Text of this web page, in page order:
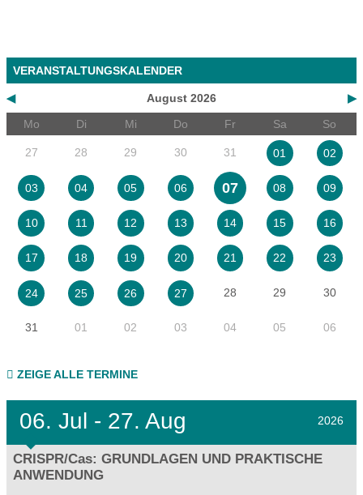
VERANSTALTUNGSKALENDER
◀ ▶
August 2026
Mo
Di Mi Do Fr Sa So
27 28 29 30 31 01 02
03 04 05 06 07 08 09
10 11 12 13 14 15 16
17 18 19 20 21 22 23
24 25 26 27 28 29 30
31 01 02 03 04 05 06
ZEIGE ALLE TERMINE
06. Jul - 27. Aug 2026
CRISPR/Cas: GRUNDLAGEN UND PRAKTISCHE
ANWENDUNG